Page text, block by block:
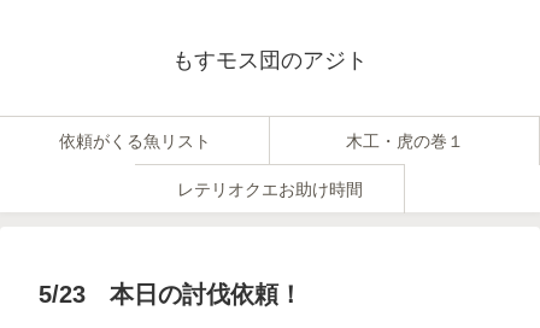
もすモス団のアジト
依頼がくる魚リスト 木工・虎の巻１
レテリオクエお助け時間
5/23 本日の討伐依頼！